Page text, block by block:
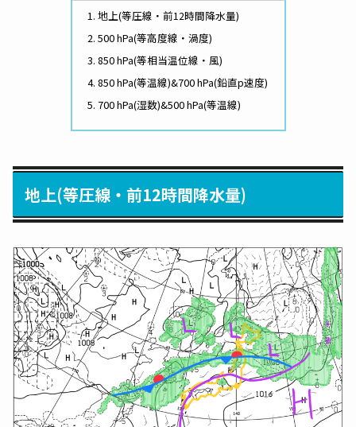
地上(等圧線・前12時間降水量)
500 hPa(等高度線・渦度)
850 hPa(等相当温位線・風)
850 hPa(等温線)&700 hPa(鉛直p速度)
700 hPa(湿数)&500 hPa(等温線)
地上(等圧線・前12時間降水量)